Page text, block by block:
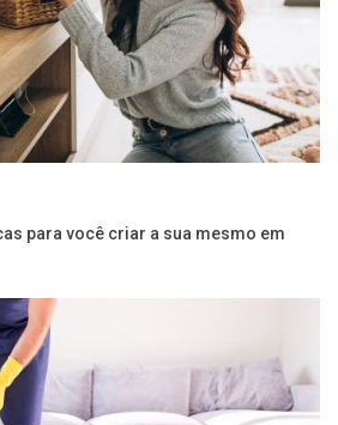
para você criar a sua mesmo em